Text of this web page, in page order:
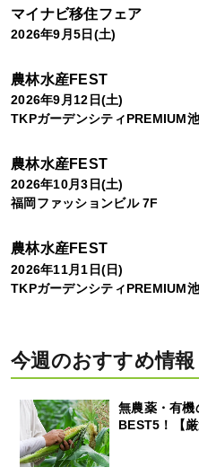
マイナビ移住フェア
2026年9月5日(土)
農林水産FEST
2026年9月12日(土)
TKPガーデンシティPREMIUM
農林水産FEST
2026年10月3日(土)
福岡ファッションビル 7F
農林水産FEST
2026年11月1日(日)
TKPガーデンシティPREMIUM
今週のおすすめ情報
無農薬・有
BEST5！【